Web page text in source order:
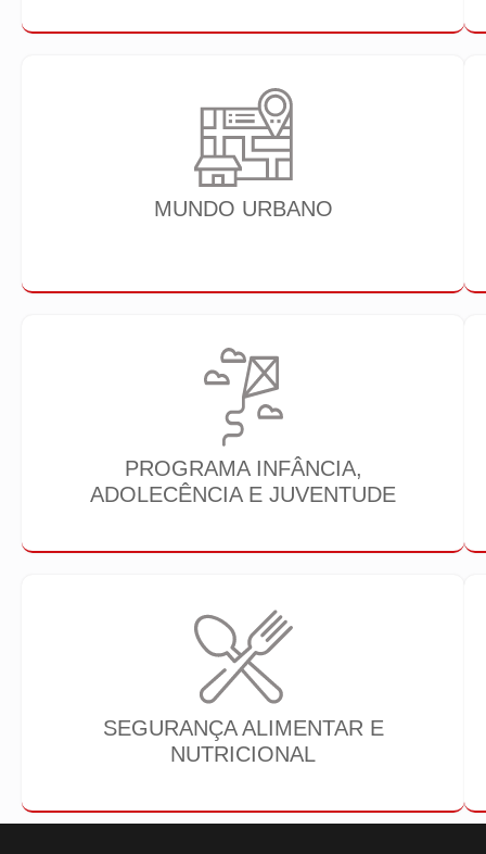
MUNDO URBANO
PROGRAMA INFÂNCIA,
ADOLECÊNCIA E JUVENTUDE
SEGURANÇA ALIMENTAR E
NUTRICIONAL